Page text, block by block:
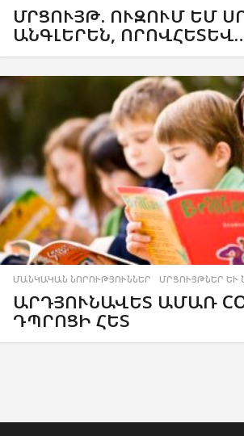
ՄՐՑՈՒՅԹ. ՈՒԶՈՒՄ ԵՄ
ԱՆԳԼԵՐԵՆ,
ՄԱՆԿԱԿԱՆ ՆՈՐՈՒԹՅՈՒՆՆԵՐ ,ՄՐՑՈՒՅԹՆԵՐ ԵՒ
ԱՐԴՅՈՒՆԱՎԵՏ ԱՄԱՌ
ԴՊՐՈՑԻ ՀԵՏ